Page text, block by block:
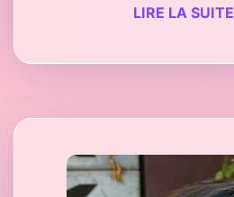
LIRE LA SUITE